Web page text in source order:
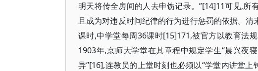
明天将传全房间的人去申饬记录。”[14]11可见,
且成为对违反时间纪律的行为进行惩罚的依据。
课时,中学堂每周36课时[15]171,被官方以教育法
1903年,京师大学堂在其章程中规定学生“晨兴夜
异”[16],连教员的上堂时刻也必须以“学堂内讲堂